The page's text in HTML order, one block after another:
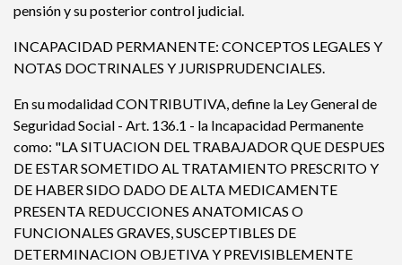
pensión y su posterior control judicial.
INCAPACIDAD PERMANENTE: CONCEPTOS LEGALES Y
NOTAS DOCTRINALES Y JURISPRUDENCIALES.
En su modalidad CONTRIBUTIVA, define la Ley General de
Seguridad Social - Art. 136.1 - la Incapacidad Permanente
como: "LA SITUACION DEL TRABAJADOR QUE DESPUES
DE ESTAR SOMETIDO AL TRATAMIENTO PRESCRITO Y
DE HABER SIDO DADO DE ALTA MEDICAMENTE
PRESENTA REDUCCIONES ANATOMICAS O
FUNCIONALES GRAVES, SUSCEPTIBLES DE
DETERMINACION OBJETIVA Y PREVISIBLEMENTE